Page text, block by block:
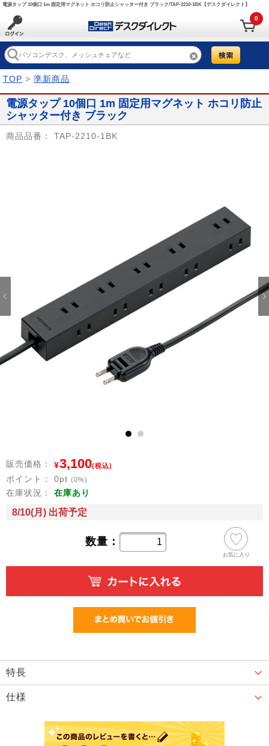
電源タップ 10個口 1m 固定用マグネット ホコリ防止シャッター付き ブラック/TAP-2210-1BK【デスクダイレクト】
0
TOP > 準新商品
電源タップ 10個口 1m 固定用マグネット ホコリ防止
シャッター付き ブラック
商品品番： TAP-2210-1BK
販売価格： ¥3,100(税込)
ポイント： 0pt (0%)
在庫状況： 在庫あり
8/10(月) 出荷予定
数量：
お気に入り
特長
仕様